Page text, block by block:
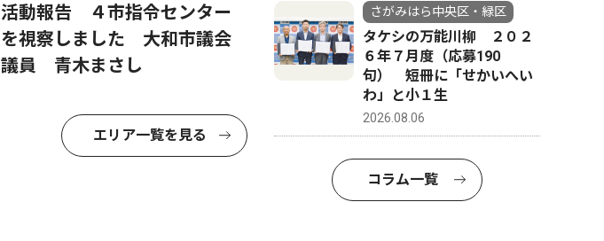
活動報告 ４市指令センター
を視察しました 大和市議会
議員 青木まさし
エリア一覧を見る
さがみはら中央区・緑区
タケシの万能川柳 ２０２
６年７月度（応募190
句） 短冊に「せかいへい
わ」と小１生
2026.08.06
コラム一覧